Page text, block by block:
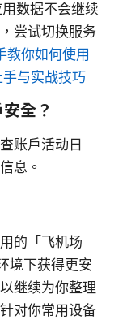
数据不会继续
尝试切换服务
教你如何使用
与实战技巧
全？
账户活动日
息。
的「飞机场
境下获得更安
继续为你整理
对你常用设备